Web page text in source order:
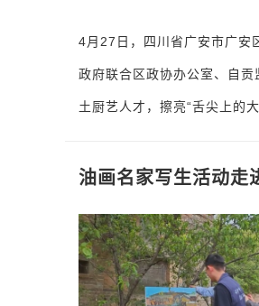
4月27日，四川省广安市广安
政府联合区政协办公室、自
土厨艺人才，擦亮“舌尖上的大
油画名家写生活动走